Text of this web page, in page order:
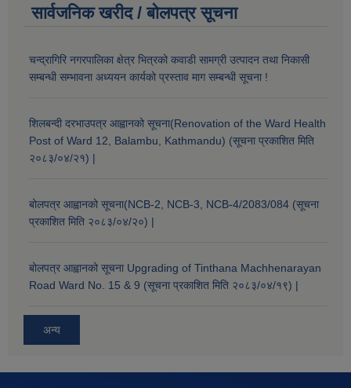
सार्वजनिक खरीद / बोलपत्र सूचना
चन्द्रागिरि नगरपालिका क्षेत्र भित्रको कवाडी सामग्री उत्पादन तथा निकासी
सम्बन्धी सम्भावना अध्ययन कार्यको प्रस्ताव माग सम्बन्धी सूचना !
शिलबन्दी दरभाउपत्र आह्वानको सूचना(Renovation of the Ward Health
Post of Ward 12, Balambu, Kathmandu) (सूचना प्रकाशित मिति
२०८३/०४/२१) |
बोलपत्र आह्वानको सूचना(NCB-2, NCB-3, NCB-4/2083/084 (सूचना
प्रकाशित मिति २०८३/०४/२०) |
बोलपत्र आह्वानको सूचना Upgrading of Tinthana Machhenarayan
Road Ward No. 15 & 9 (सूचना प्रकाशित मिति २०८३/०४/१९) |
अन्य